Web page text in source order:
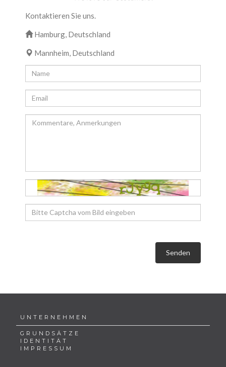
Kontaktieren Sie uns.
Hamburg, Deutschland
Mannheim, Deutschland
Senden
UNTERNEHMEN
GRUNDSÄTZE
IDENTITÄT
IMPRESSUM